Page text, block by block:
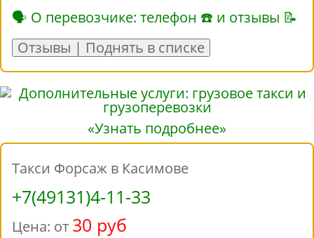
🗣 О перевозчике: телефон ☎ и отзывы 📝
Отзывы | Поднять в списке
«Узнать подробнее»
Такси Форсаж в Касимове
+7(49131)4-11-33
Цена: от 30 руб